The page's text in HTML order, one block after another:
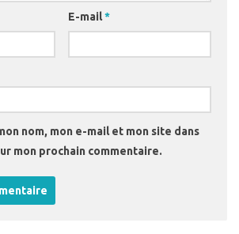
E-mail*
nom, mon e-mail et mon site dans
mon prochain commentaire.